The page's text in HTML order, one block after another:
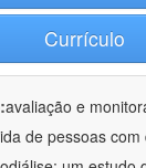
Currículo
avaliação e
de pessoas